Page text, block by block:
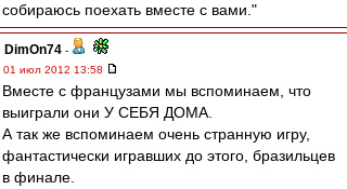
собираюсь поехать вместе с вами."
DimOn74 -
01 июл 2012 13:58
Вместе с французами мы вспоминаем, что
выиграли они У СЕБЯ ДОМА.
А так же вспоминаем очень странную игру,
фантастически игравших до этого, бразильцев
в финале.